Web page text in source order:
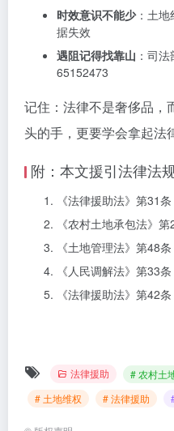
时效意识不能少：土地
据失效
遇阻记得找靠山 ：司
65152473
记住：法律不是奢侈品，
头的手，更要学会拿起法
附：本文援引法律法
《法律援助法》第31
《农村土地承包法》
《土地管理法》第48
《人民调解法》第33
《法律援助法》第42
法律援助 # 农村土
# 土地维权
# 法律援助